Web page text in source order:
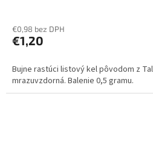
€0,98 bez DPH
€1,20
Bujne rastúci listový kel pôvodom z
mrazuvzdorná. Balenie 0,5 gramu.